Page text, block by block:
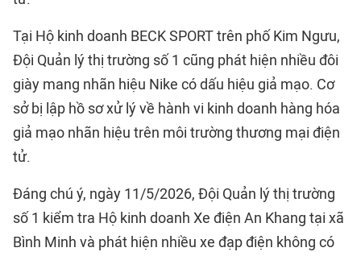
Tại Hộ kinh doanh BECK SPORT trên phố Kim Ngưu,
Đội Quản lý thị trường số 1 cũng phát hiện nhiều đôi
giày mang nhãn hiệu Nike có dấu hiệu giả mạo. Cơ
sở bị lập hồ sơ xử lý về hành vi kinh doanh hàng hóa
giả mạo nhãn hiệu trên môi trường thương mại điện
tử.
Đáng chú ý, ngày 11/5/2026, Đội Quản lý thị trường
số 1 kiểm tra Hộ kinh doanh Xe điện An Khang tại xã
Bình Minh và phát hiện nhiều xe đạp điện không có